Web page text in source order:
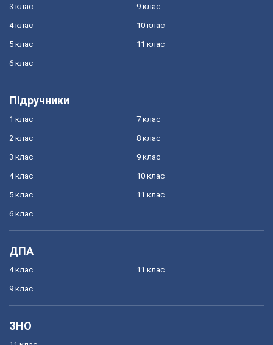
3 клас
4 клас
5 клас
6 клас
9 клас
10 клас
11 клас
Підручники
1 клас
2 клас
3 клас
4 клас
5 клас
6 клас
7 клас
8 клас
9 клас
10 клас
11 клас
ДПА
4 клас
9 клас
11 клас
ЗНО